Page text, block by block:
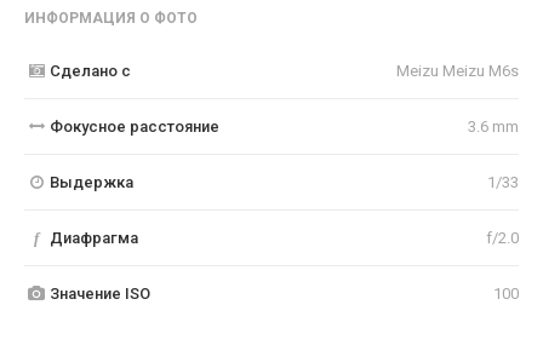
ИНФОРМАЦИЯ О ФОТО
Сделано с Meizu Meizu M6s
Фокусное расстояние 3.6 mm
Выдержка 1/33
f Диафрагма f/2.0
Значение ISO 100